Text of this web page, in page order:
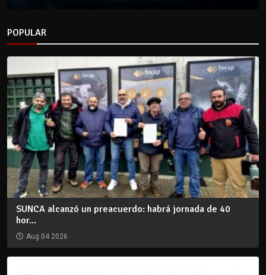
POPULAR
SUNCA alcanzó un preacuerdo: habrá jornada de 40
hor...
Aug 04 2026